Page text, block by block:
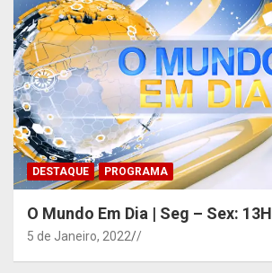
DESTAQUE PROGRAMA
O Mundo Em Dia | Seg – Sex: 13H
5 de Janeiro, 2022 /